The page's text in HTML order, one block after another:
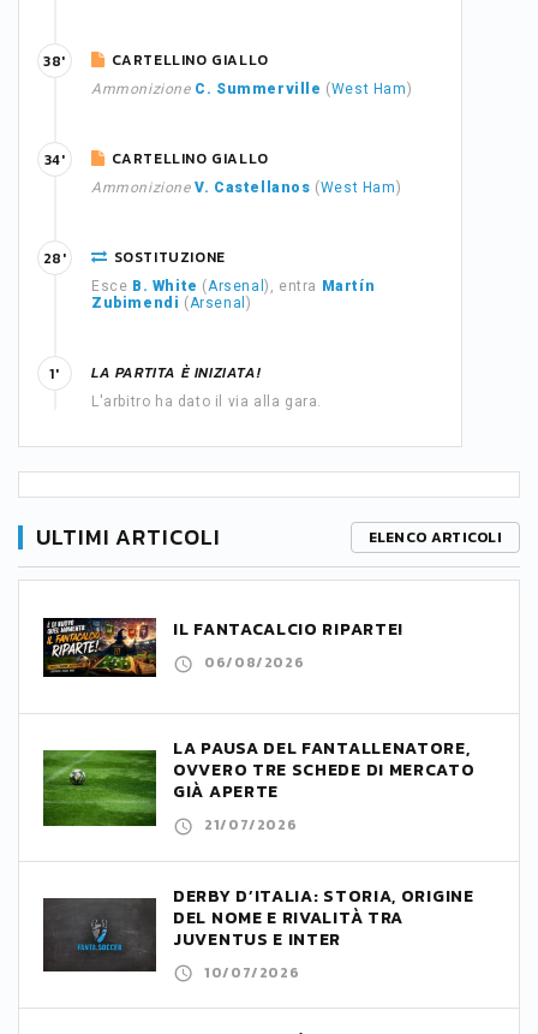
CARTELLINO GIALLO
Ammonizione C. Summerville (West Ham)
38'
CARTELLINO GIALLO
Ammonizione V. Castellanos (West Ham)
34'
SOSTITUZIONE
Esce B. White (Arsenal), entra
Martín
Zubimendi (Arsenal )
28'
LA PARTITA È INIZIATA!
L'arbitro ha dato il via alla gara.
1'
ULTIMI ARTICOLI ELENCO ARTICOLI
IL FANTACALCIO RIPARTE!
06/08/2026
LA PAUSA DEL FANTALLENATORE,
OVVERO TRE SCHEDE DI MERCATO
GIÀ APERTE
21/07/2026
DERBY D’ITALIA: STORIA, ORIGINE
DEL NOME E RIVALITÀ TRA
JUVENTUS E INTER
10/07/2026